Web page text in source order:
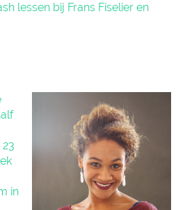
lessen bij Frans Fiselier en
in